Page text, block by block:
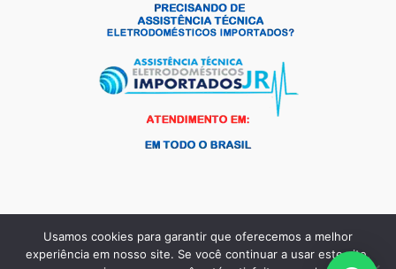
Copyright © 2026 Andrade Frio Peças para Eletrodomésticos |
Usamos cookies para garantir que oferecemos a melhor
experiência em nosso site. Se você continuar a usar este site,